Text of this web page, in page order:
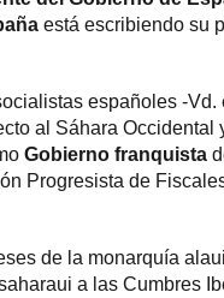
está escribiendo su
españoles -Vd.
al Sáhara Occidental
Gobierno franquista
Progresista de
de la monarquía
a las Cumbres